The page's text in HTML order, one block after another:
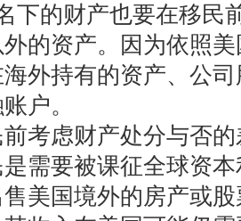
下的财产也要在移民
的资产。因为依照
外持有的资产、公
户。
考虑财产处分与否
需要被课征全球资
美国境外的房产或